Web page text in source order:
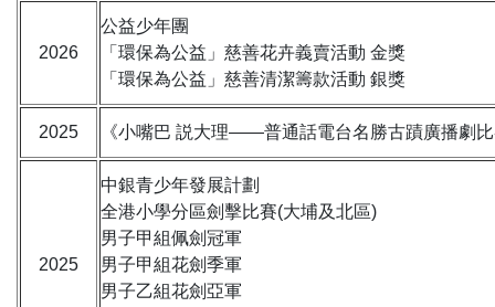
2026
公益少年團
「環保為公益」慈善花卉義賣活動 金獎
「環保為公益」慈善清潔籌款活動 銀獎
2025 《小嘴巴 説大理——普通話電台名勝古蹟廣播劇
2025
中銀青少年發展計劃
全港小學分區劍擊比賽(大埔及北區)
男子甲組佩劍冠軍
男子甲組花劍季軍
男子乙組花劍亞軍